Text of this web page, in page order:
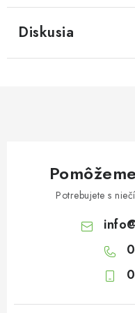
Diskusia
Potrebujete s
info